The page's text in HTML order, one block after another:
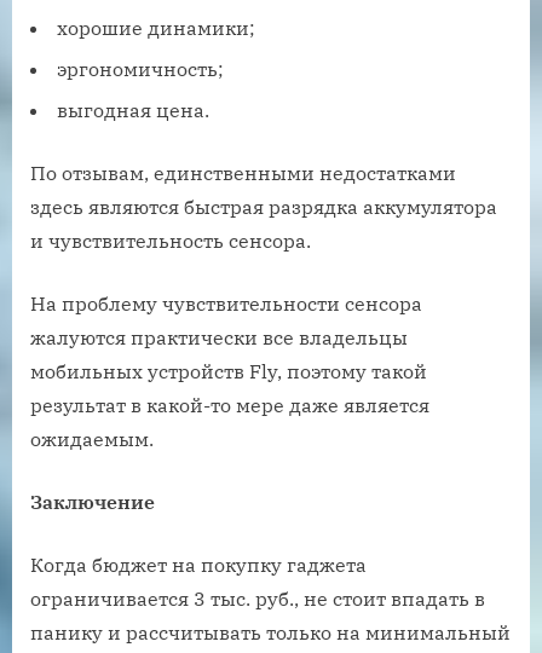
хорошие динамики;
эргономичность;
выгодная цена.
По отзывам, единственными недостатками
здесь являются быстрая разрядка аккумулятора
и чувствительность сенсора.
На проблему чувствительности сенсора
жалуются практически все владельцы
мобильных устройств Fly, поэтому такой
результат в какой-то мере даже является
ожидаемым.
Заключение
Когда бюджет на покупку гаджета
ограничивается 3 тыс. руб., не стоит впадать в
панику и рассчитывать только на минимальный